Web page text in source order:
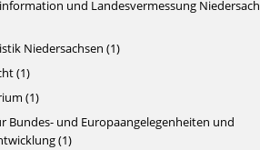
und Landesvermessung
Niedersachsen (1)
(1)
(1)
Bundes- und Europaangelegenheiten und
(1)